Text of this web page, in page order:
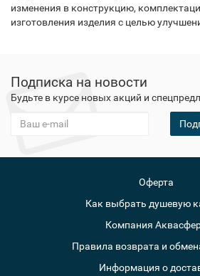
изменения в конструкцию,
изготовления изделия с целью
Подписка на новости
Будьте в курсе новых акций и
Оферта
Как выбрать душевую
Компания
Правила возврата и
Информация о